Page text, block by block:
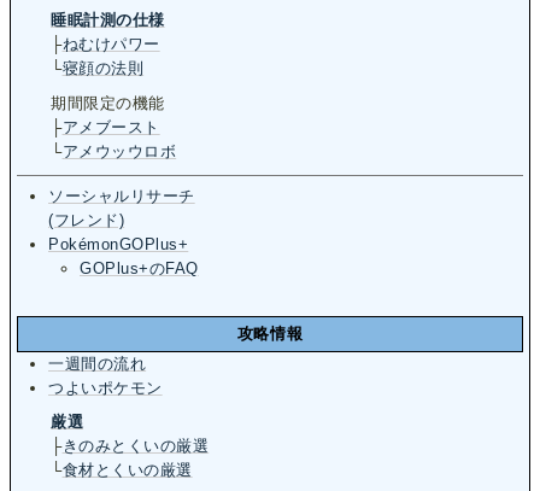
睡眠計測の仕様
├ねむけパワー
└寝顔の法則
期間限定の機能
├アメブースト
└アメウッウロボ
ソーシャルリサーチ
(フレンド)
PokémonGOPlus+
GOPlus+のFAQ
攻略情報
一週間の流れ
つよいポケモン
厳選
├きのみとくいの厳選
└食材とくいの厳選